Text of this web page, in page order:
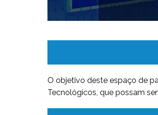
O objetivo deste espaço de
Tecnológicos, que possam